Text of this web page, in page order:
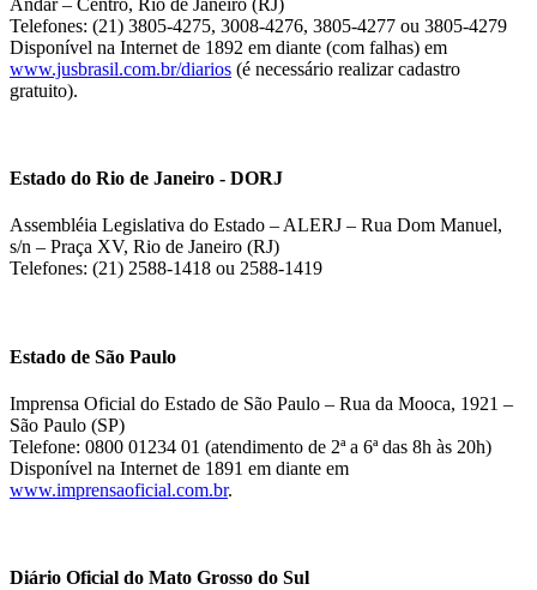
Telefones: (21) 3805-4275, 3008-4276, 3805-4277 ou 3805-4279
Disponível na Internet de 1892 em diante (com falhas) em
www.jusbrasil.com.br/diarios (é necessário realizar cadastro
gratuito).
Estado do Rio de Janeiro - DORJ
Assembléia Legislativa do Estado – ALERJ – Rua Dom Manuel,
s/n – Praça XV, Rio de Janeiro (RJ)
Telefones: (21) 2588-1418 ou 2588-1419
Estado de São Paulo
Imprensa Oficial do Estado de São Paulo – Rua da Mooca, 1921 –
São Paulo (SP)
Telefone: 0800 01234 01 (atendimento de 2ª a 6ª das 8h às 20h)
Disponível na Internet de 1891 em diante em
www.imprensaoficial.com.br.
Diário Oficial do Mato Grosso do Sul